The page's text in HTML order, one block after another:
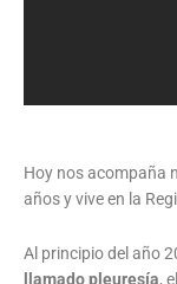
Hoy nos acompaña
años y vive en la
Al principio del año
llamado pleuresía,